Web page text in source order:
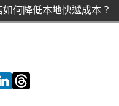
何降低本地快遞成本？